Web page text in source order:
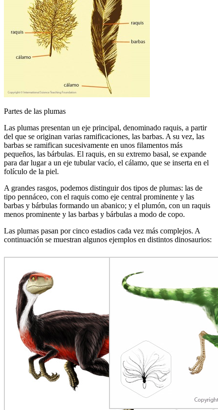
Partes de las plumas
Las plumas presentan un eje principal, denominado raquis, a partir
del que se originan varias ramificaciones, las barbas. A su vez, las
barbas se ramifican sucesivamente en unos filamentos más
pequeños, las bárbulas. El raquis, en su extremo basal, se expande
para dar lugar a un eje tubular vacío, el cálamo, que se inserta en el
folículo de la piel.
A grandes rasgos, podemos distinguir dos tipos de plumas: las de
tipo pennáceo, con el raquis como eje central prominente y las
barbas y bárbulas forman­do un abanico; y el plumón, con un raquis
menos prominente y las barbas y bárbulas a modo de copo.
Las plumas pasan por cinco estadios cada vez más complejos. A
continuación se muestran algunos ejemplos en distintos dinosaurios: